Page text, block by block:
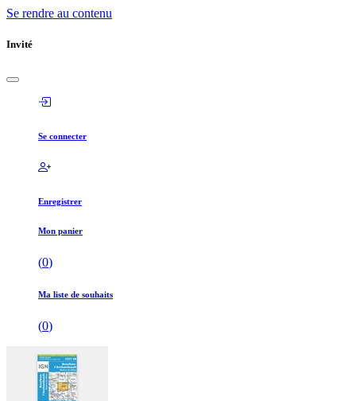
Se rendre au contenu
Invité
Se connecter
Enregistrer
Mon panier
(0)
Ma liste de souhaits
(0)